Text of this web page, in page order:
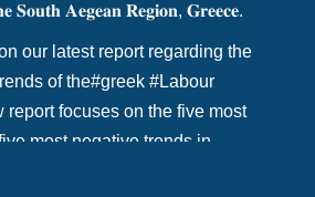
𝐒𝐨𝐮𝐭𝐡 𝐀𝐞𝐠𝐞𝐚𝐧 𝐑𝐞𝐠𝐢𝐨𝐧, 𝐆𝐫𝐞𝐞𝐜𝐞.
our latest report regarding the
of the#greek #Labour
report focuses on the five most
most negative trends in